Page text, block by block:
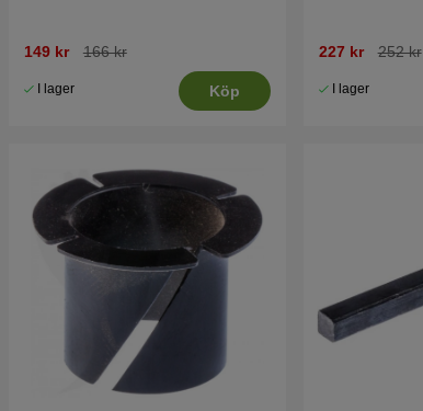
149 kr 166 kr
I lager Köp
227 kr 252 kr
I lager